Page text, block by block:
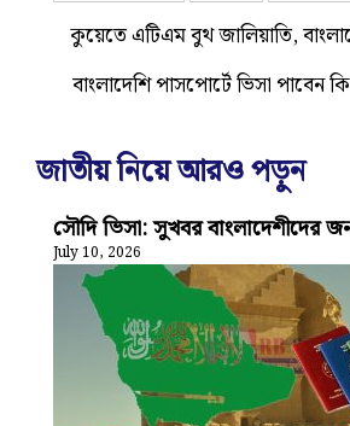
কুয়েতে এটিএম বুথ জালিয়াতি,
বাংলাদেশি পাসপোর্টে ভিসা পাবেন
জাতীয় নিয়ে আরও পড়ুন
সৌদি ভিসা: সুখবর বাংলাদেশীদের
July 10, 2026